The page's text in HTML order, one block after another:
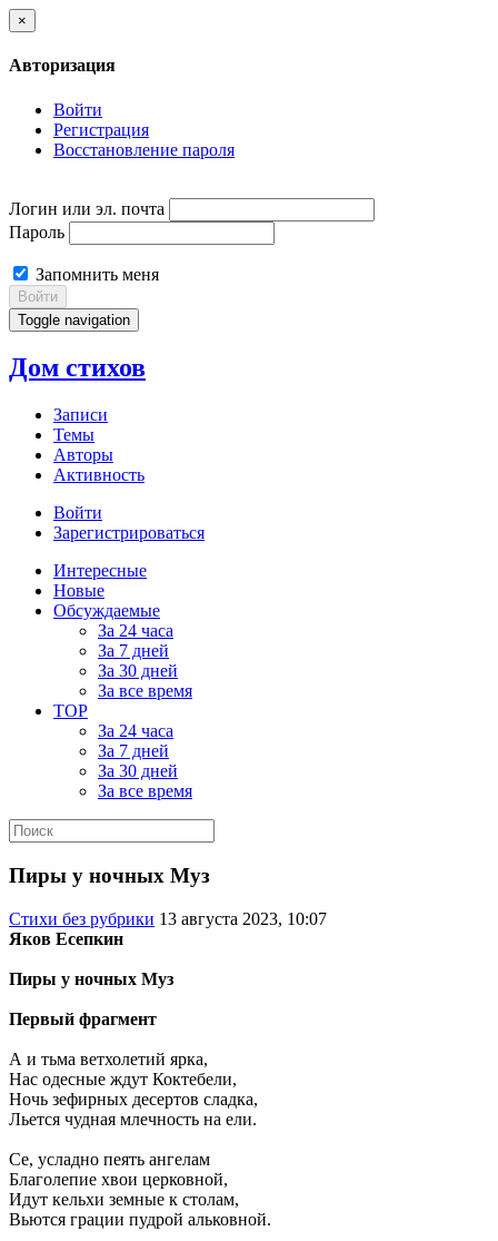
×
Авторизация
Войти
Регистрация
Восстановление пароля
Логин или эл. почта
Пароль
Запомнить меня
Войти
Toggle navigation
Дом стихов
Записи
Темы
Авторы
Активность
Войти
Зарегистрироваться
Интересные
Новые
Обсуждаемые
За 24 часа
За 7 дней
За 30 дней
За все время
TOP
За 24 часа
За 7 дней
За 30 дней
За все время
Пиры у ночных Муз
Стихи без рубрики 13 августа 2023, 10:07
Яков Есепкин
Пиры у ночных Муз
Первый фрагмент
А и тьма ветхолетий ярка,
Нас одесные ждут Коктебели,
Ночь зефирных десертов сладка,
Льется чудная млечность на ели.
Се, усладно пеять ангелам
Благолепие хвои церковной,
Идут кельхи земные к столам,
Вьются грации пудрой альковной.